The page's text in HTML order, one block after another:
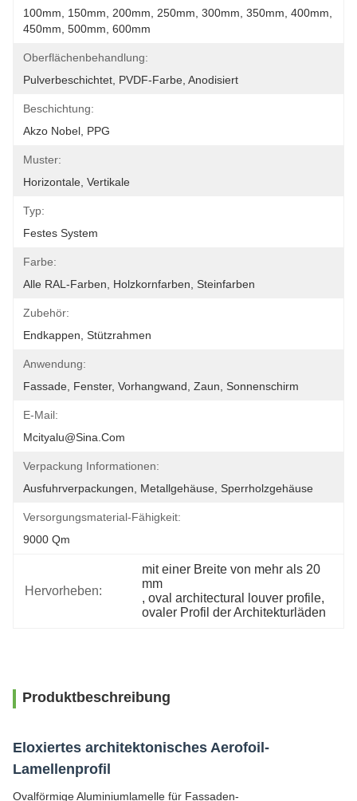
100mm, 150mm, 200mm, 250mm, 300mm, 350mm, 400mm,
450mm, 500mm, 600mm
Oberflächenbehandlung:
Pulverbeschichtet, PVDF-Farbe, Anodisiert
Beschichtung:
Akzo Nobel, PPG
Muster:
Horizontale, Vertikale
Typ:
Festes System
Farbe:
Alle RAL-Farben, Holzkornfarben, Steinfarben
Zubehör:
Endkappen, Stützrahmen
Anwendung:
Fassade, Fenster, Vorhangwand, Zaun, Sonnenschirm
E-Mail:
Mcityalu@sina.com
Verpackung Informationen:
Ausfuhrverpackungen, Metallgehäuse, Sperrholzgehäuse
Versorgungsmaterial-Fähigkeit:
9000 Qm
Hervorheben:
mit einer Breite von mehr als 20
mm
, oval architectural louver profile,
ovaler Profil der Architekturläden
Produktbeschreibung
Eloxiertes architektonisches Aerofoil-
Lamellenprofil
Ovalförmige Aluminiumlamelle für Fassaden-